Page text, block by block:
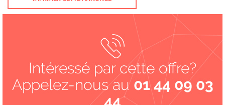
Intéressé par cette offre?
Appelez-nous au01 44 09 03
44